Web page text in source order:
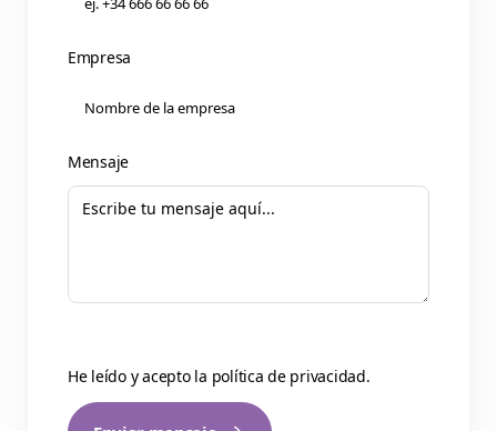
Empresa
Mensaje
He leído y acepto la política de privacidad.